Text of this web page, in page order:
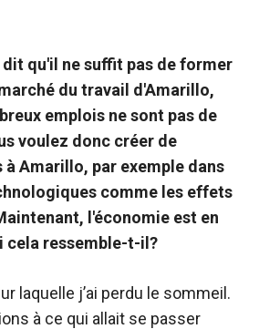
dit qu'il ne suffit pas de former
du travail d'Amarillo,
emplois ne sont pas de
voulez donc créer de
Amarillo, par exemple dans
comme les effets
l'économie est en
cela ressemble-t-il?
laquelle j’ai perdu le sommeil.
à ce qui allait se passer